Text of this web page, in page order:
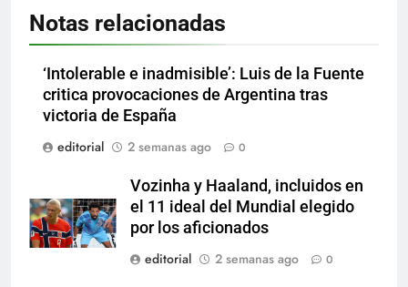
Notas relacionadas
‘Intolerable e inadmisible’: Luis de la Fuente
critica provocaciones de Argentina tras
victoria de España
editorial
2 semanas ago 0
Vozinha y Haaland, incluidos en
el 11 ideal del Mundial elegido
por los aficionados
editorial
2 semanas ago 0